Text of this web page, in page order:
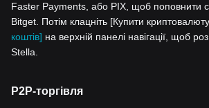
Faster Payments, або PIX, щоб поповнити
Bitget. Потім клацніть [Купити
коштів] на верхній панелі навігації, щоб
Stella.
P2P-торгівля